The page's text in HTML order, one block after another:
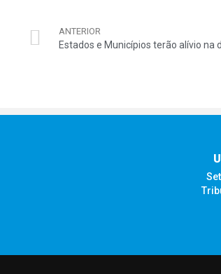
ANTERIOR
Estados e Municípios terão alívio na